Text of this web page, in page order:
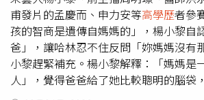
睛，因廣告效果極佳，她也連續4年為
曾與男星張信哲合演巧克力廣告，巧笑
張嘉欣的妹妹則也拍過洗面乳廣告，還
〈Forever Love〉MV，一家三朵花都是
（左2）離開演藝圈超過20年。（圖／
不過，張嘉和當年拍廣告只是為了「青
甫發片的孟慶而、申力安等高學歷者參
孩的智商是遺傳自媽媽的」，楊小黎自
爸」，讓哈林忍不住反問「妳媽媽沒有
小黎趕緊補充。楊小黎解釋：「媽媽是
人」，覺得爸爸給了她比較聰明的腦袋
一顆很嚴格、努力的心」，也認為母親